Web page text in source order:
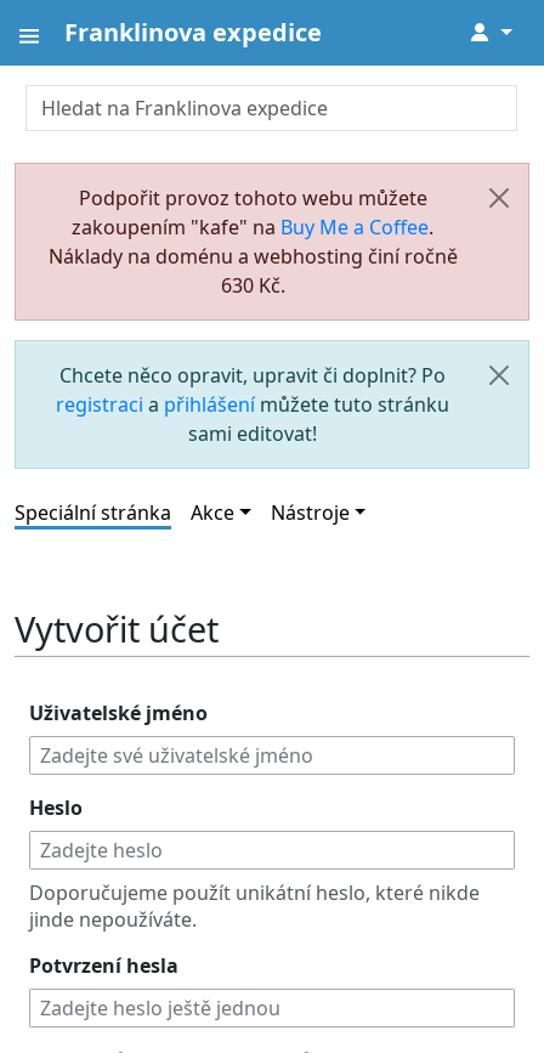
Franklinova expedice ↓
Podpořit provoz tohoto webu můžete
zakoupením "kafe" na Buy Me a Coffee.
Náklady na doménu a webhosting činí ročně
630 Kč.
Chcete něco opravit, upravit či doplnit? Po
registraci a přihlášenímůžete tuto stránku
sami editovat!
Speciální stránka Akce Nástroje
Vytvořit účet
Uživatelské jméno
Heslo
Doporučujeme použít unikátní heslo, které nikde
jinde nepoužíváte.
Potvrzení hesla